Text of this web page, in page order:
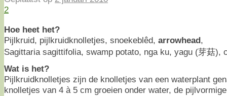
2
Hoe heet het?
Pijlkruid, pijlkruidknolletjes, snoekeblêd, arrowhead,
Sagittaria sagittifolia, swamp potato, nga ku, yagu (芽菇),
Wat is het?
Pijlkruidknolletjes zijn de knolletjes van een waterplant
knolletjes van 4 à 5 cm groeien onder water, de